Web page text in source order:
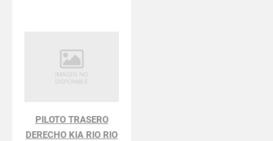
PILOTO TRASERO
DERECHO KIA RIO RIO